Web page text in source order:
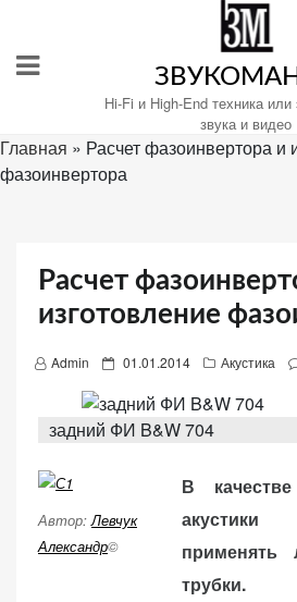
содержимому
Hi-Fi и High-End техника
звука и видео
Главная » Расчет фазоинвертора и
фазоинвертора
Расчет
изготовление
Admin
P
s
t
o
n
01.01.2014 Акустика
задний ФИ B&W 704
Автор:Левчук
Александр©
В
Настройте
Звукомания.